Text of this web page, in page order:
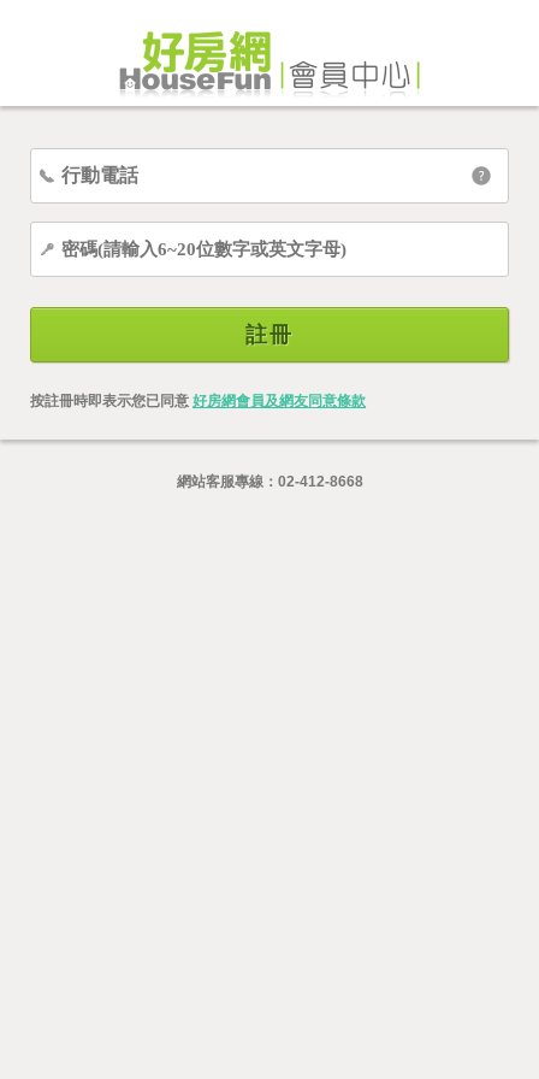
註冊
按註冊時即表示您已同意 好房網會員及網友同意條款
網站客服專線： 02-412-8668